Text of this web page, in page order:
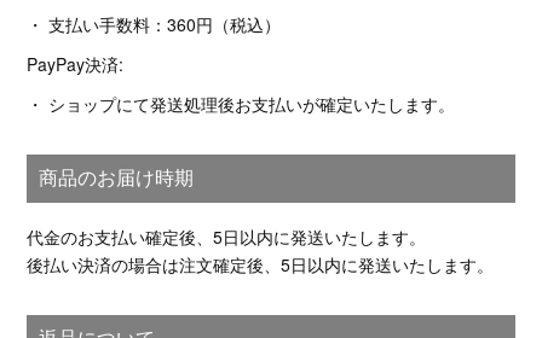
・ 支払い手数料：360円（税込）
PayPay決済:
・ ショップにて発送処理後お支払いが確定いたします。
商品のお届け時期
代金のお支払い確定後、5日以内に発送いたします。
後払い決済の場合は注文確定後、5日以内に発送いたします。